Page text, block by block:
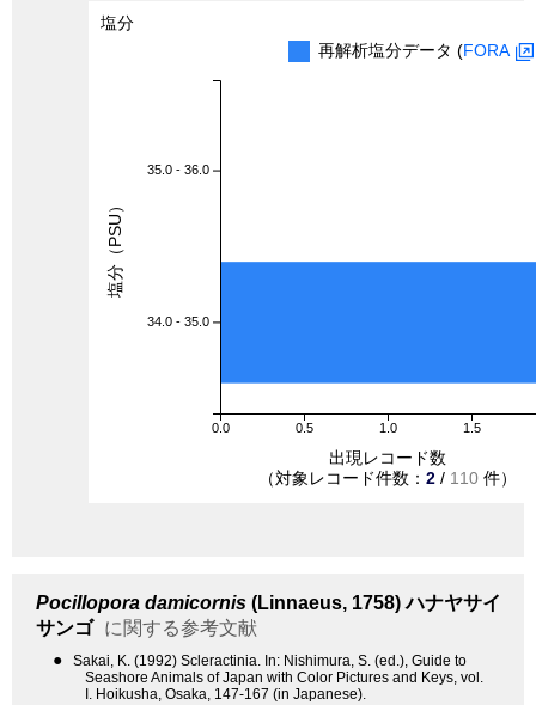
塩分
再解析塩分データ (FORA
0.0 0.5 1.0 1.5
35.0 - 36.0
34.0 - 35.0
出現レコード数
（対象レコード件数： 2 / 110 件）
塩分（PSU）
Pocillopora damicornis (Linnaeus, 1758)ハナヤサイ
サンゴ に関する参考文献
●
Sakai, K. (1992) Scleractinia. In: Nishimura, S. (ed.), Guide to
Seashore Animals of Japan with Color Pictures and Keys, vol.
I. Hoikusha, Osaka, 147-167 (in Japanese).